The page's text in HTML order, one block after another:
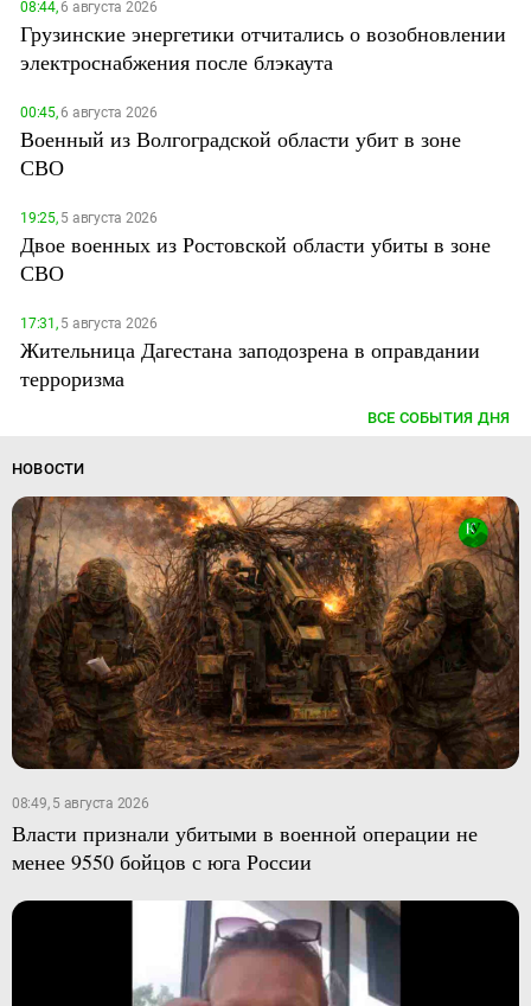
08:44,6 августа 2026
Грузинские энергетики отчитались о возобновлении
электроснабжения после блэкаута
00:45,6 августа 2026
Военный из Волгоградской области убит в зоне
СВО
19:25,5 августа 2026
Двое военных из Ростовской области убиты в зоне
СВО
17:31,5 августа 2026
Жительница Дагестана заподозрена в оправдании
терроризма
ВСЕ СОБЫТИЯ ДНЯ
НОВОСТИ
08:49, 5 августа 2026
Власти признали убитыми в военной операции не
менее 9550 бойцов с юга России